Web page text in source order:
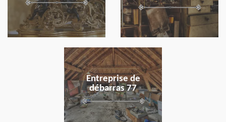
Entreprise de
débarras 77
en savoir plus